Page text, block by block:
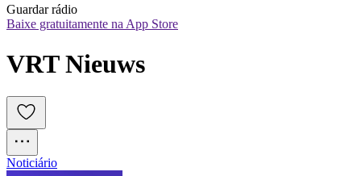
Guardar rádio
Baixe gratuitamente na App Store
VRT Nieuws
Noticiário